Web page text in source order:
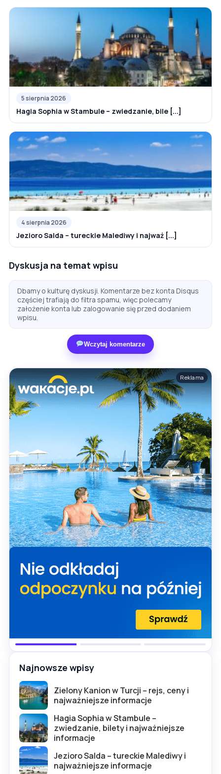
5 sierpnia 2026
Hagia Sophia w Stambule – zwiedzanie, bile [...]
4 sierpnia 2026
Jezioro Salda – tureckie Malediwy i najważ [...]
Dyskusja na temat wpisu
Dbamy o kulturę dyskusji. Komentarze bez konta Disqus
częściej trafiają do filtra spamu, więc polecamy
założenie konta lub zalogowanie się przed dodaniem
wpisu.
Wczytaj komentarze
Reklama
Najnowsze wpisy
Zielony Kanion w Turcji – rejs, ceny i
najważniejsze informacje
Hagia Sophia w Stambule –
zwiedzanie, bilety i najważniejsze
informacje
Jezioro Salda – tureckie Malediwy i
najważniejsze informacje